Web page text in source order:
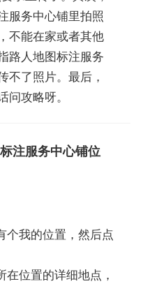
服务中心铺里拍照
不能在家或者其他
路人地图标注服务
不了照片。最后，
攻略呀。
注服务中心铺位
个我的位置，然后点
位置的详细地点，